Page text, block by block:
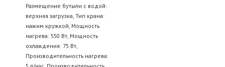
Размещение бутыли с водой:
верхняя загрузка, Тип крана:
нажим кружкой, Мощность
нагрева: 550 Вт, Мощность
охлаждения: 75 Вт,
Производительность нагрева: